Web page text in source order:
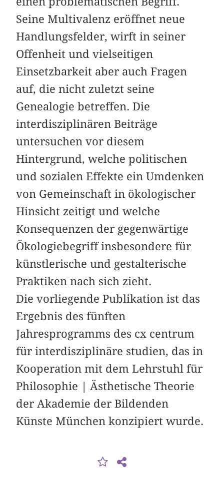
Seine Multivalenz eröffnet neue
Handlungsfelder, wirft in seiner
Offenheit und vielseitigen
Einsetzbarkeit aber auch Fragen
auf, die nicht zuletzt seine
Genealogie betreffen. Die
interdisziplinären ­Beiträge
untersuchen vor diesem
Hintergrund, welche politischen
und sozialen Effekte ein Umdenken
von Gemeinschaft in ökologischer
Hinsicht zeitigt und welche
Konsequenzen der gegenwärtige
Ökologiebegriff insbesondere für
künstlerische und ­gestalterische
Praktiken nach sich zieht.
Die vorliegende Publikation ist das
Ergebnis des fünften
Jahresprogramms des cx centrum
für interdisziplinäre studien, das in
Kooperation mit dem Lehrstuhl für
Philosophie | Ästhetische Theorie
der Akademie der Bildenden
Künste München konzipiert wurde.